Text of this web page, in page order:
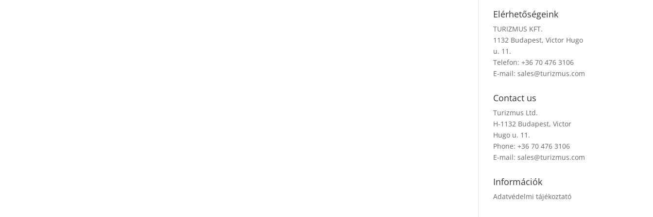
Elérhetőségeink
TURIZMUS KFT.
1132 Budapest, Victor Hugo
u. 11.
Telefon: +36 70 476 3106
E-mail:sales@turizmus.com
Contact us
Turizmus Ltd.
H-1132 Budapest, Victor
Hugo u. 11.
Phone: +36 70 476 3106
E-mail:sales@turizmus.com
Információk
Adatvédelmi tájékoztató